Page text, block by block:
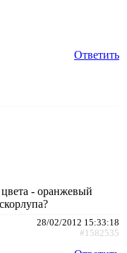
Ответить
- оранжевый
28/02/2012 15:33:18
#1582535